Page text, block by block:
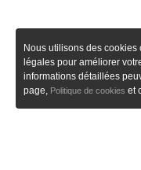
Nous utilisons des
légales pour améliorer
informations détaillées
page, Politique de cookies et